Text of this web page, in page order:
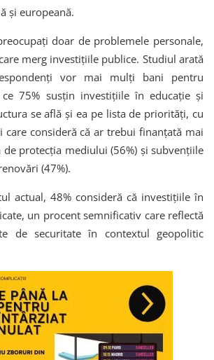
și europeană.
doar de problemele personale,
merg investițiile publice. Studiul arată
vor mai mulți bani pentru
75% susțin investițiile în educație și
se află și ea pe lista de priorități, cu
care consideră că ar trebui finanțată mai
protecția mediului (56%) și subvențiile
(47%).
actual, 48% consideră că investițiile în
un procent semnificativ care reflectă
de securitate în contextul geopolitic